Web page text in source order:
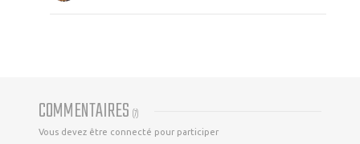
COMMENTAIRES (7)
Vous devez être connecté pour participer